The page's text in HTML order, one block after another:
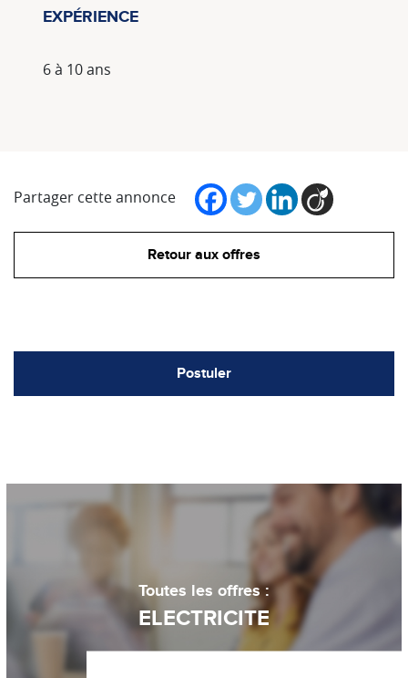
EXPÉRIENCE
6 à 10 ans
Partager cette annonce
Retour aux offres
Postuler
Toutes les offres :
ELECTRICITE